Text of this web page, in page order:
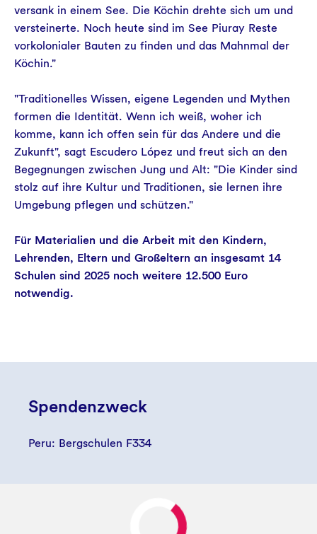
versank in einem See. Die Köchin drehte sich um und
versteinerte. Noch heute sind im See Piuray Reste
vorkolonialer Bauten zu finden und das Mahnmal der
Köchin."
"Traditionelles Wissen, eigene Legenden und Mythen
formen die Identität. Wenn ich weiß, woher ich
komme, kann ich offen sein für das Andere und die
Zukunft", sagt Escudero López und freut sich an den
Begegnungen zwischen Jung und Alt: "Die Kinder sind
stolz auf ihre Kultur und Traditionen, sie lernen ihre
Umgebung pflegen und schützen."
Für Materialien und die Arbeit mit den Kindern,
Lehrenden, Eltern und Großeltern an insgesamt 14
Schulen sind 2025 noch weitere 12.500 Euro
notwendig.
Spendenzweck
Peru: Bergschulen F334